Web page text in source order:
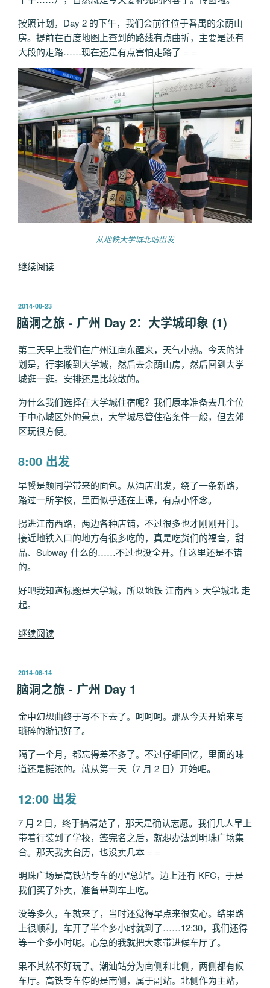
市
区
游”
按照计划，Day 2 的下午，我们会前往位于番禺的余荫山
房。提前在百度地图上查到的路线有点曲折，主要是还有
大段的走路……现在还是有点害怕走路了 = =
从地铁大学城北站出发
继续阅读“脑
-
州
Day
2：
余
荫
山
房”
发
布
于
2014-08-23
脑洞之旅 - 广州 Day 2：大学城印象 (1)
第二天早上我们在广州江南东醒来，天气小热。今天的计
划是，行李搬到大学城，然后去余荫山房，然后回到大学
城逛一逛。安排还是比较散的。
为什么我们选择在大学城住宿呢？我们原本准备去几个位
于中心城区外的景点，大学城尽管住宿条件一般，但去郊
区玩很方便。
8:00 出发
早餐是颜同学带来的面包。从酒店出发，绕了一条新路，
路过一所学校，里面似乎还在上课，有点小怀念。
拐进江南西路，两边各种店铺，不过很多也才刚刚开门。
接近地铁入口的地方有很多吃的，真是吃货们的福音，甜
品、Subway 什么的……不过也没全开。住这里还是不错
的。
好吧我知道标题是大学城，所以地铁 江南西 > 大学城北 走
起。
继续阅读“脑
-
州
Day
2：
大
学
城
印
象
(1)”
发
布
于
2014-08-14
脑洞之旅 - 广州 Day 1
金中幻想曲终于写不下去了。呵呵呵。那从今天开始来写
琐碎的游记好了。
隔了一个月，都忘得差不多了。不过仔细回忆，里面的味
道还是挺浓的。就从第一天（7 月 2 日）开始吧。
12:00 出发
7 月 2 日，终于搞清楚了，那天是确认志愿。我们几人早上
带着行装到了学校，签完名之后，就想办法到明珠广场集
合。那天我卖台历，也没卖几本 = =
明珠广场是高铁站专车的小“总站”。边上还有 KFC，于是
我们买了外卖，准备带到车上吃。
没等多久，车就来了，当时还觉得早点来很安心。结果路
上很顺利，车开了半个多小时就到了……12:30，我们还得
等一个多小时呢。心急的我就把大家带进候车厅了。
果不其然不好玩了。潮汕站分为南侧和北侧，两侧都有候
车厅。高铁专车停的是南侧，属于副站。北侧作为主站，